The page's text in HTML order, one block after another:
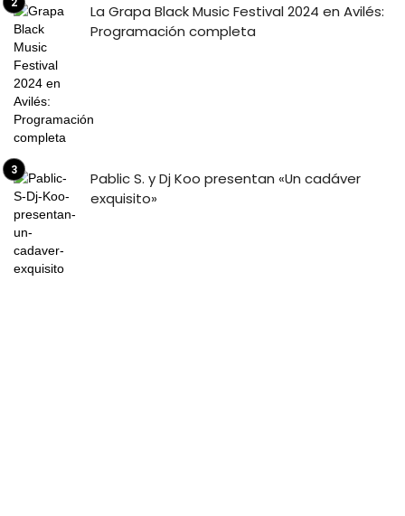
La Grapa Black Music Festival 2024 en Avilés:
Programación completa
Pablic S. y Dj Koo presentan «Un cadáver
exquisito»